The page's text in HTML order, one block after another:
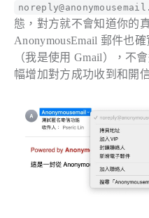
態，對方就不會知道你的
AnonymousEmail 郵件也
（我是使用 Gmail），不
幅增加對方成功收到和開